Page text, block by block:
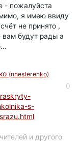
- пожалуйста
я имею ввиду
не принято ,
вам будут рады а
(nnesterenko)
0
s-
и другого